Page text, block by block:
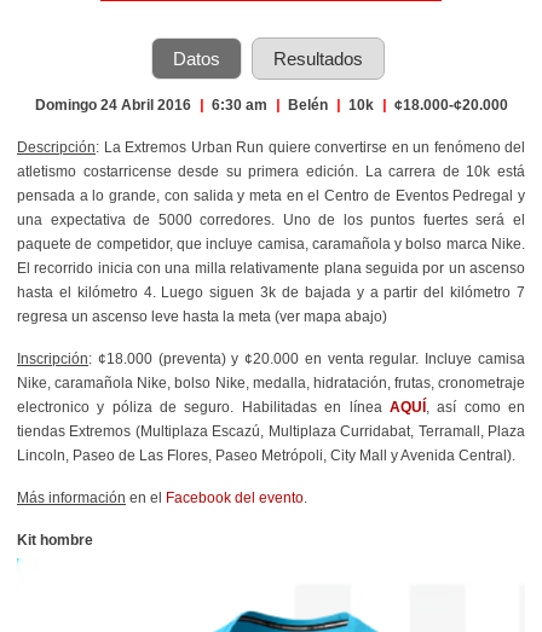
Datos Resultados
Domingo 24 Abril 2016 | 6:30 am | Belén | 10k | ¢18.000-¢20.000
Descripción: La Extremos Urban Run quiere convertirse en un fenómeno del
atletismo costarricense desde su primera edición. La carrera de 10k está
pensada a lo grande, con salida y meta en el Centro de Eventos Pedregal y
una expectativa de 5000 corredores. Uno de los puntos fuertes será el
paquete de competidor, que incluye camisa, caramañola y bolso marca Nike.
El recorrido inicia con una milla relativamente plana seguida por un ascenso
hasta el kilómetro 4. Luego siguen 3k de bajada y a partir del kilómetro 7
regresa un ascenso leve hasta la meta (ver mapa abajo)
Inscripción: ¢18.000 (preventa) y ¢20.000 en venta regular. Incluye camisa
Nike, caramañola Nike, bolso Nike, medalla, hidratación, frutas, cronometraje
electronico y póliza de seguro. Habilitadas en línea AQUÍ, así como en
tiendas Extremos (Multiplaza Escazú, Multiplaza Curridabat, Terramall, Plaza
Lincoln, Paseo de Las Flores, Paseo Metrópoli, City Mall y Avenida Central).
Más información en el Facebook del evento
Kit hombre